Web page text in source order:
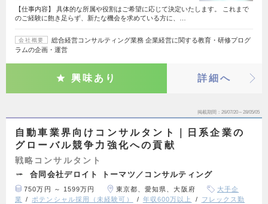
【仕事内容】 具体的な所属や役割はご希望に応じて決定いたします。 これまで
のご経験に飽き足らず、新たな機会を求めている方に、…
会社概要
総合経営コンサルティング業務 企業経営に関する教育・研修プログ
ラムの企画・運営
興味あり 詳細へ
掲載期間 26/07/20～28/05/05
自動車業界向けコンサルタント｜日系企業の
グローバル競争力強化への貢献
戦略コンサルタント
合同会社デロイト トーマツ／コンサルティング
750万円 ～ 1599万円 東京都、愛知県、大阪府
大手企
業
ポテンシャル採用（未経験可） 年収600万以上
フレックス勤